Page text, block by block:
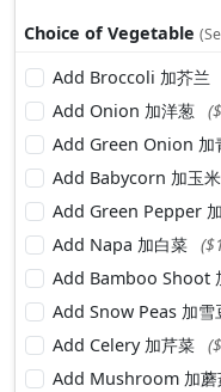
Choice of Vegetable
Add Broccoli 加芥兰
Add Onion 加洋葱
Add Green Onion 加
Add Babycorn 加玉米
Add Green Pepper
Add Napa 加白菜
Add Bamboo Shoot
Add Snow Peas 加雪
Add Celery 加芹菜
Add Mushroom 加蘑